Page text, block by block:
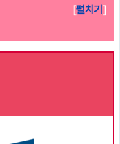
펼치기